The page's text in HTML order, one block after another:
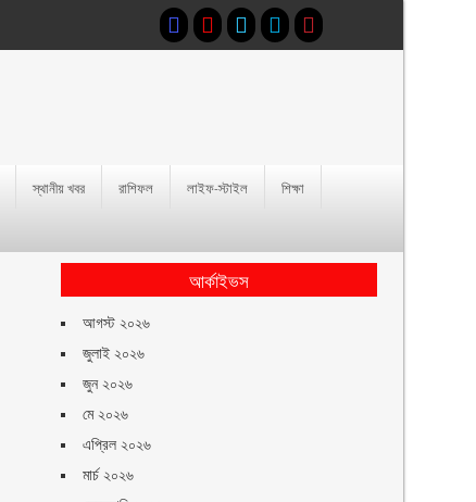
স্থানীয় খবর রাশিফল লাইফ-স্টাইল
শিক্ষা
আর্কাইভস
আগস্ট ২০২৬
জুলাই ২০২৬
জুন ২০২৬
মে ২০২৬
এপ্রিল ২০২৬
মার্চ ২০২৬